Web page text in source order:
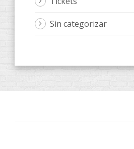
Sin categorizar